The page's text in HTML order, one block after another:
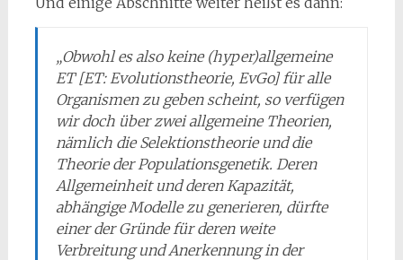
„Obwohl es also keine (hyper)allgemeine
ET [ET: Evolutionstheorie, EvGo] für alle
Organismen zu geben scheint, so verfügen
wir doch über zwei allgemeine Theorien,
nämlich die Selektionstheorie und die
Theo­rie der Populationsgenetik. Deren
Allgemeinheit und deren Kapazität,
abhängige Modelle zu generieren, dürfte
einer der Gründe für deren weite
Verbreitung und Anerkennung in der